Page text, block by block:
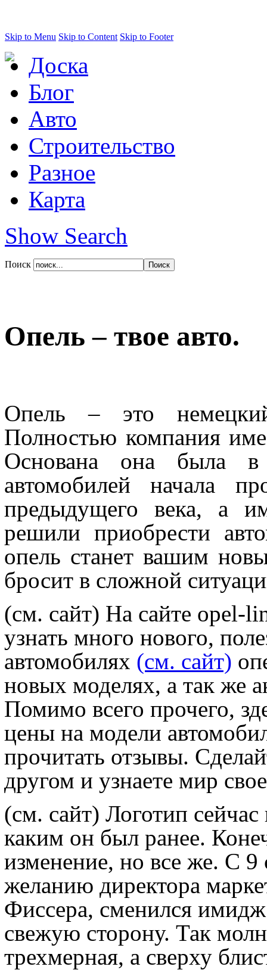
Skip to Menu Skip to Content Skip to Footer
Доска
Блог
Авто
Строительство
Разное
Карта
Show Search
Поиск
Опель – твое авто.
Опель – это немецкий
Полностью компания
Основана она была
автомобилей начала
предыдущего века, а
решили приобрести
опель станет вашим
бросит в сложной
(см. сайт) На сайте opel-
узнать много нового,
автомобилях (см. сайт)
новых моделях, а так же
Помимо всего прочего,
цены на модели
прочитать отзывы.
другом и узнаете мир
(см. сайт) Логотип
каким он был ранее.
изменение, но все же. С 9
желанию директора
Фиссера, сменился
свежую сторону. Так
трехмерная, а сверху